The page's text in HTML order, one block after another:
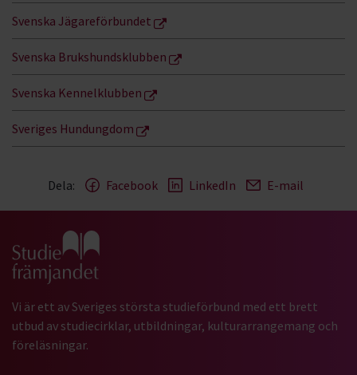
Svenska Jägareförbundet
Svenska Brukshundsklubben
Svenska Kennelklubben
Sveriges Hundungdom
Dela: Facebook LinkedIn E-mail
Gå till studiefrämjandets startsida
Vi är ett av Sveriges största studieförbund med ett brett
utbud av studiecirklar, utbildningar, kulturarrangemang och
föreläsningar.